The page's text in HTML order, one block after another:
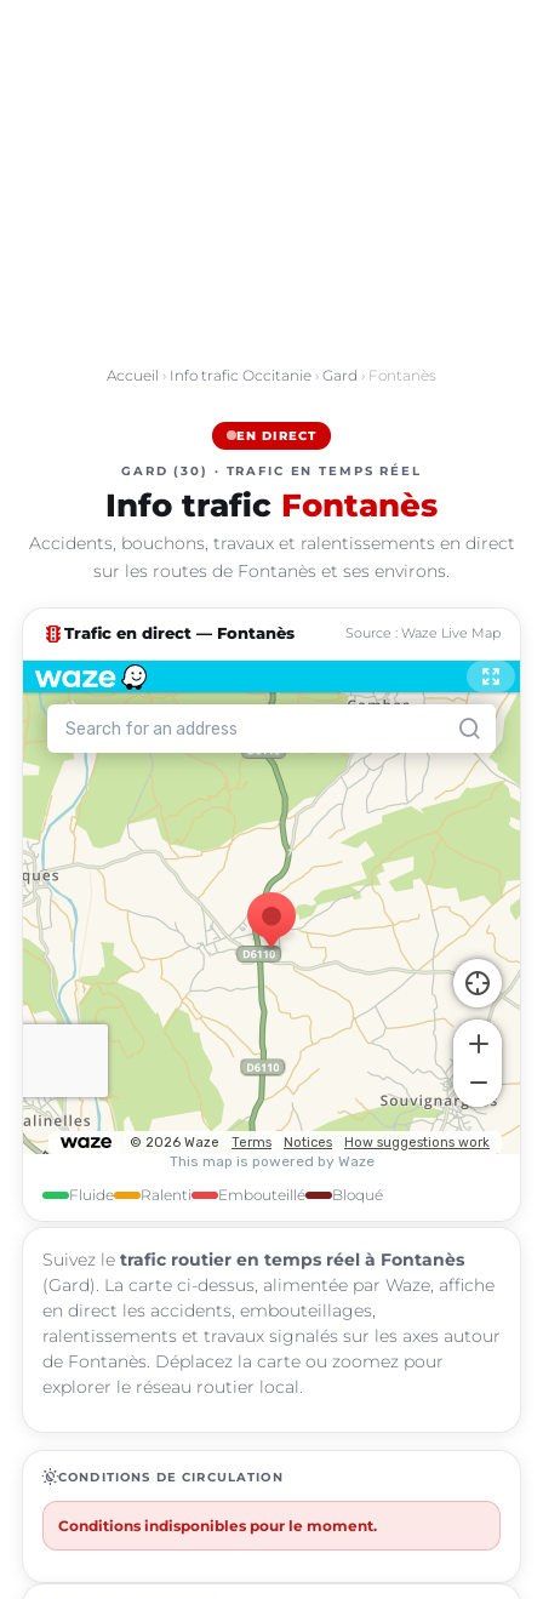
Accueil › Info trafic Occitanie › Gard › Fontanès
EN DIRECT
GARD (30) · TRAFIC EN TEMPS RÉEL
Info trafic Fontanès
Accidents, bouchons, travaux et ralentissements en direct
sur les routes de Fontanès et ses environs.
traffic Trafic en direct — Fontanès Source : Waze Live Map
Fluide Ralenti Embouteillé Bloqué
Suivez le trafic routier en temps réel à Fontanès
(Gard). La carte ci-dessus, alimentée par Waze, affiche
en direct les accidents, embouteillages,
ralentissements et travaux signalés sur les axes autour
de Fontanès. Déplacez la carte ou zoomez pour
explorer le réseau routier local.
routineCONDITIONS DE CIRCULATION
Conditions indisponibles pour le moment.